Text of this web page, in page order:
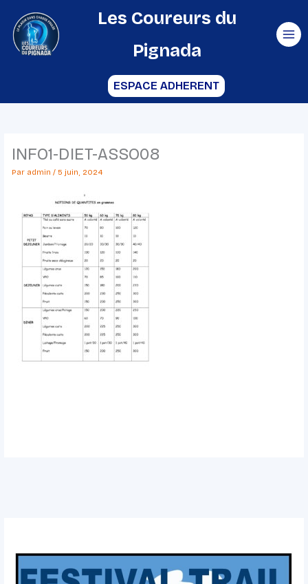
contenu
Les Coureurs du
Pignada
ESPACE ADHERENT
INFO1-DIET-ASSO08
Par admin / 5 juin, 2024